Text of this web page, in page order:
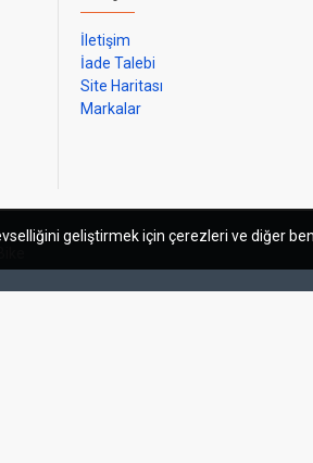
İletişim
İade Talebi
Site Haritası
Markalar
geliştirmek için çerezleri ve diğer